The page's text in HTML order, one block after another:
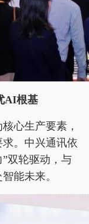
AI根基
心生产要素，
。中兴通讯依
双轮驱动，与
能未来。